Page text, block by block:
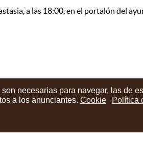
necesarias para navegar, las de
a los anunciantes. Cookie Política
a las 18:00, en el portalón del